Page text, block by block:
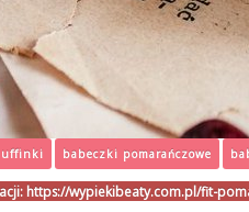
babeczki pomarańczowe
https://wypiekibeaty.com.pl/fit-